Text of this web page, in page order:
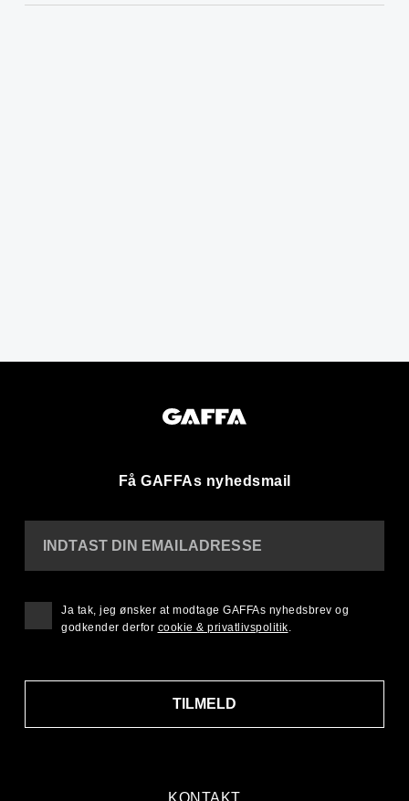
Få GAFFAs nyhedsmail
INDTAST DIN EMAILADRESSE
TILMELD
Ja tak, jeg ønsker at modtage GAFFAs nyhedsbrev og
godkender derfor cookie & privatlivspolitik.